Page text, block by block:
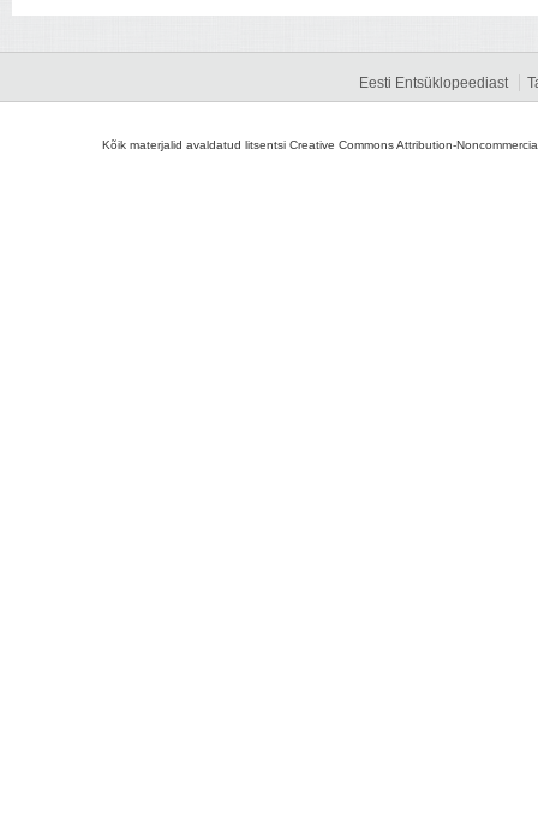
Eesti Entsüklopeediast
Kõik materjalid avaldatud litsentsi Creative Commons Attribution-